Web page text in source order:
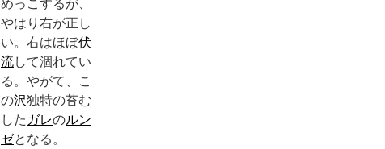
めっこするが、
やはり右が正し
い。右はほぼ伏
流して涸れてい
る。やがて、こ
の沢独特の苔む
した ガレのルン
ゼとなる。